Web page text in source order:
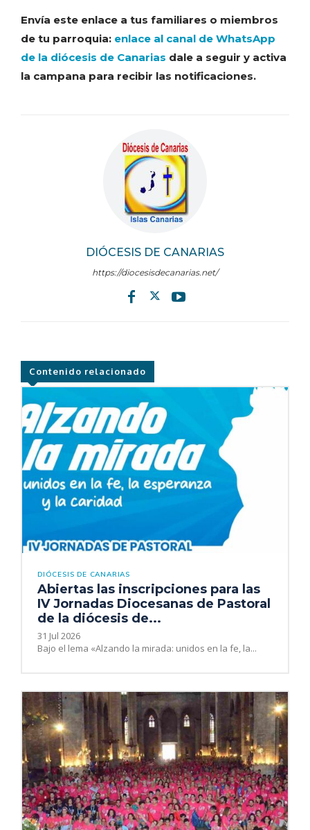
DIÓCESIS DE CANARIAS
https://diocesisdecanarias.net/
Envía este enlace a tus familiares o miembros
de tu parroquia: enlace al canal de WhatsApp
de la diócesis de Canarias dale a seguir y activa
la campana para recibir las notificaciones.
Contenido relacionado
DIÓCESIS DE CANARIAS
Abiertas las inscripciones para las
IV Jornadas Diocesanas de Pastoral
de la diócesis de...
31 Jul 2026
Bajo el lema «Alzando la mirada: unidos en la fe, la...